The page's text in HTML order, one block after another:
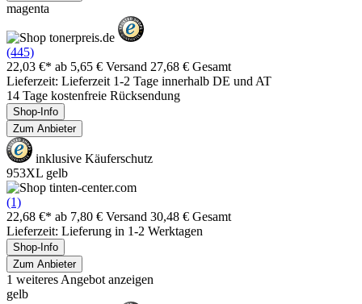
magenta
(445)
22,03 €* ab 5,65 € Versand 27,68 € Gesamt
Lieferzeit: Lieferzeit 1-2 Tage innerhalb DE und AT
14 Tage kostenfreie Rücksendung
Shop-Info
Zum Anbieter
inklusive Käuferschutz
953XL gelb
(1)
22,68 €* ab 7,80 € Versand 30,48 € Gesamt
Lieferzeit: Lieferung in 1-2 Werktagen
Shop-Info
Zum Anbieter
1 weiteres Angebot anzeigen
gelb